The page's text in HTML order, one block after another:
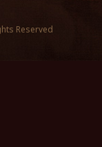
Reserved